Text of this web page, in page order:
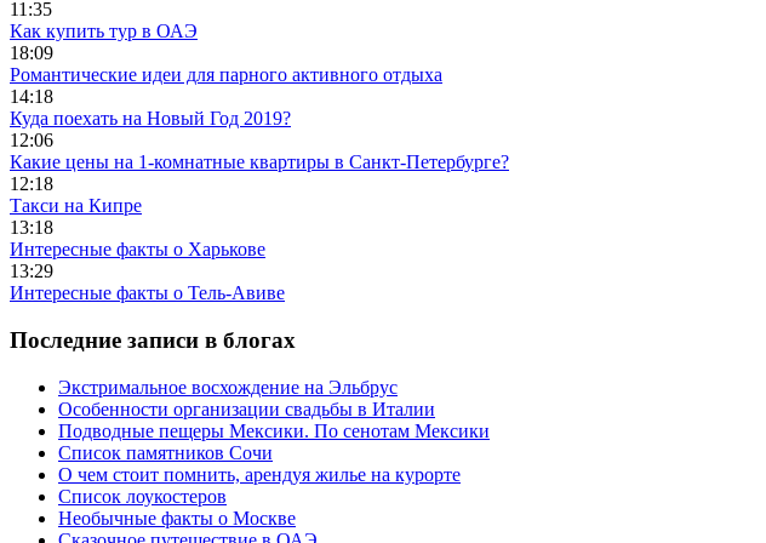
11:35
Как купить тур в ОАЭ
18:09
Романтические идеи для парного активного отдыха
14:18
Куда поехать на Новый Год 2019?
12:06
Какие цены на 1-комнатные квартиры в Санкт-Петербурге?
12:18
Такси на Кипре
13:18
Интересные факты о Харькове
13:29
Интересные факты о Тель-Авиве
Последние записи в блогах
Экстримальное восхождение на Эльбрус
Особенности организации свадьбы в Италии
Подводные пещеры Мексики. По сенотам Мексики
Список памятников Сочи
О чем стоит помнить, арендуя жилье на курорте
Список лоукостеров
Необычные факты о Москве